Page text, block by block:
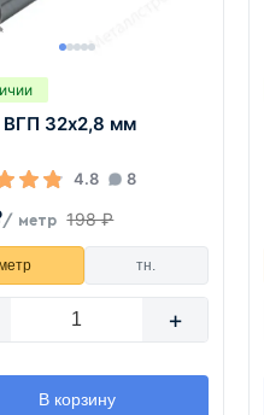
ВГП 32х2,8 мм
4.8 8
/ метр 198 ₽
тн.
+
В корзину